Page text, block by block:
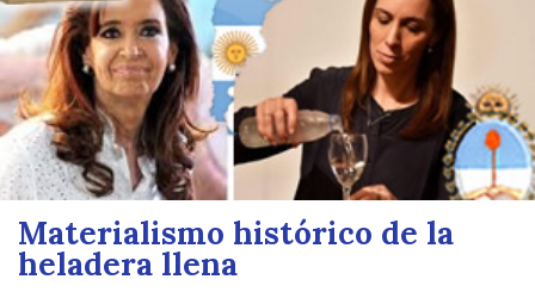
Materialismo histórico de la
heladera llena